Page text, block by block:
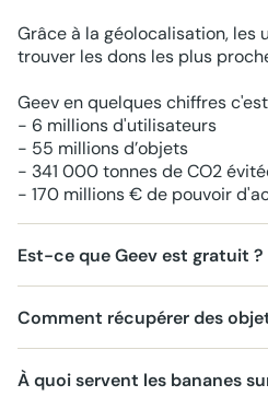
Grâce à la géolocalisation, les
trouver les dons les plus
Geev en quelques chiffres
- 6 millions d'utilisateurs
- 55 millions d’objets
- 341 000 tonnes de CO2
- 170 millions € de pouvoir
Est-ce que Geev est gratuit ?
Comment récupérer des
À quoi servent les bananes